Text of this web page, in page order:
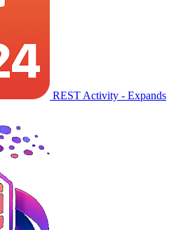
REST Activity - Expands